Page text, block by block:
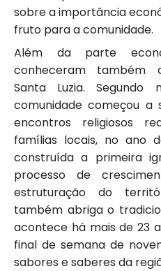
sobre a importância
fruto para a comunidade.
Além da parte
conheceram também
Santa Luzia. Segundo
comunidade começou
encontros religiosos
famílias locais, no ano
construída a primeira
processo de
estruturação do
também abriga o
acontece há mais de 23
final de semana de
sabores e saberes da